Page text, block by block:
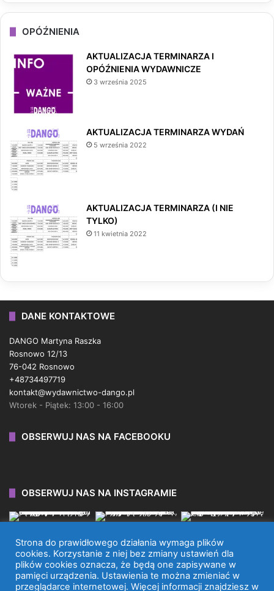
OPÓŹNIENIA
AKTUALIZACJA TERMINARZA I
OPÓŹNIENIA WYDAWNICZE
3 września 2025
AKTUALIZACJA TERMINARZA WYDAŃ
5 września 2022
AKTUALIZACJA TERMINARZA (I NIE
TYLKO)
11 kwietnia 2022
DANE KONTAKTOWE
DANGO Martyna Raszka
Rosnowo 12/13
76-042 Rosnowo
+48734497719
kontakt@wydawnictwo-dango.pl
Wtorek - Piątek: 13:00 - 16:00
OBSERWUJ NAS NA FACEBOOKU
OBSERWUJ NAS NA INSTAGRAMIE
WYDAWNICTWO DANGO 2026 © WSZYSTKIE PRAWA
ZASTRZEŻONE.
Strona do prawidłowego działania wymaga plików
cookies. Korzystanie z niej bez zmiany ustawień dla
plików cookies oznacza, że będą one zapisywane w
pamięci urządzenia. Ustawienia te można zmieniać w
przeglądarce internetowej. Więcej informacji znajdziesz w